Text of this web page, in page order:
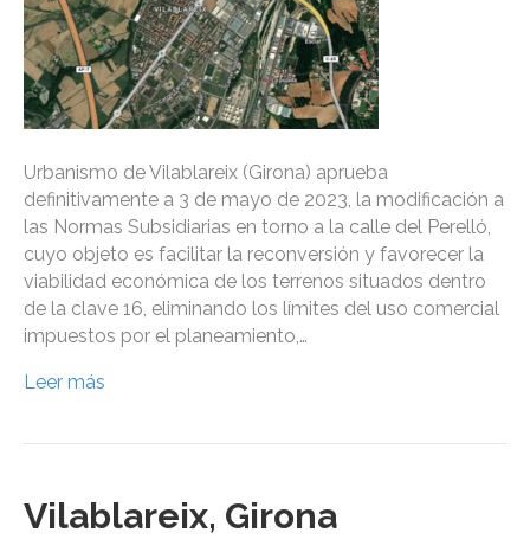
Urbanismo de Vilablareix (Girona) aprueba
definitivamente a 3 de mayo de 2023, la modificación a
las Normas Subsidiarias en torno a la calle del Perelló,
cuyo objeto es facilitar la reconversión y favorecer la
viabilidad económica de los terrenos situados dentro
de la clave 16, eliminando los límites del uso comercial
impuestos por el planeamiento,…
Leer más
Vilablareix, Girona